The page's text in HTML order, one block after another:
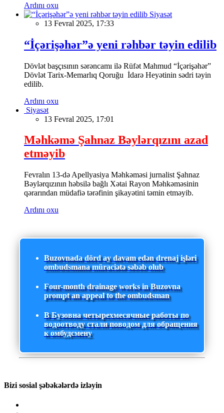
Ardını oxu
Siyasət
13 Fevral 2025, 17:33
“İçərişəhər”ə yeni rəhbər təyin edilib
Dövlət başçısının sərəncamı ilə Rüfət Mahmud “İçərişəhər”
Dövlət Tarix-Memarlıq Qoruğu İdarə Heyətinin sədri təyin
edilib.
Ardını oxu
Siyasət
13 Fevral 2025, 17:01
Məhkəmə Şahnaz Bəylərqızını azad
etməyib
Fevralın 13-də Apellyasiya Məhkəməsi jurnalist Şahnaz
Bəylərqızının həbsilə bağlı Xətai Rayon Məhkəməsinin
qərarından müdafiə tərəfinin şikayətini təmin etməyib.
Ardını oxu
Buzovnada dörd ay davam edən drenaj işləri
ombudsmana müraciətə səbəb olub
Four-month drainage works in Buzovna
prompt an appeal to the ombudsman
В Бузовна четырехмесячные работы по
водоотводу стали поводом для обращения
к омбудсмену
Bizi sosial şəbəkələrdə izləyin